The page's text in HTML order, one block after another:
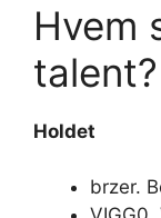
Hvem
talent?
Holdet
brzer.